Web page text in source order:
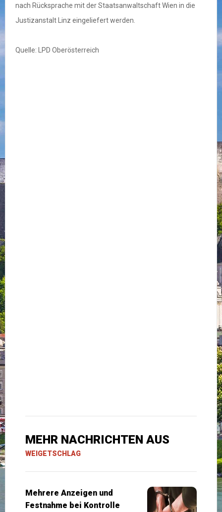
nach Rücksprache mit der Staatsanwaltschaft Wien in die
Justizanstalt Linz eingeliefert werden.
Quelle: LPD Oberösterreich
MEHR NACHRICHTEN AUS
WEIGETSCHLAG
Mehrere Anzeigen und
Festnahme bei Kontrolle